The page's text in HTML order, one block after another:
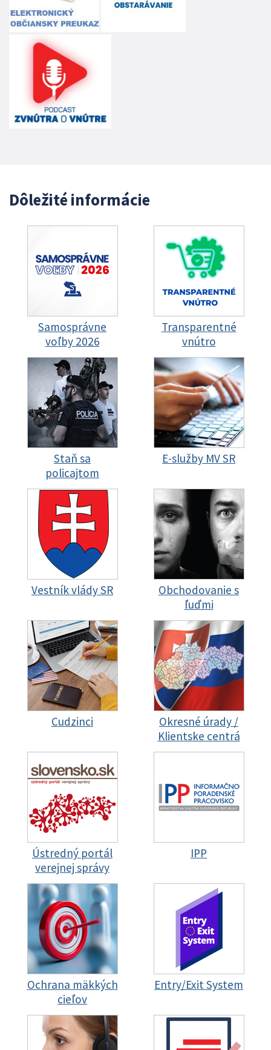
Dôležité informácie
Samosprávne
voľby 2026
Transparentné
vnútro
Staň sa
policajtom
E-služby MV SR
Vestník vlády SR
Obchodovanie s
ľuďmi
Cudzinci
Okresné úrady /
Klientske centrá
Ústredný portál
verejnej správy
IPP
Ochrana mäkkých
cieľov
Entry/Exit System